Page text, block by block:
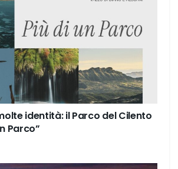
identità: il Parco del Cilento
Parco”